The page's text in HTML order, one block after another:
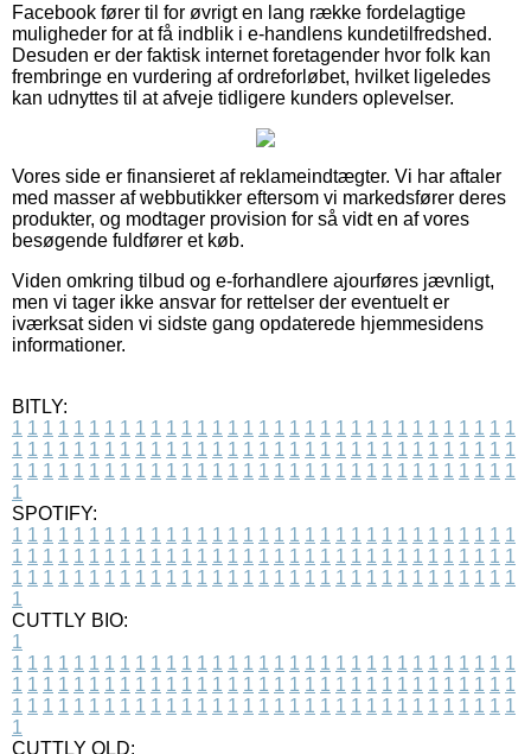
Facebook fører til for øvrigt en lang række fordelagtige
muligheder for at få indblik i e-handlens kundetilfredshed.
Desuden er der faktisk internet foretagender hvor folk kan
frembringe en vurdering af ordreforløbet, hvilket ligeledes
kan udnyttes til at afveje tidligere kunders oplevelser.
Vores side er finansieret af reklameindtægter. Vi har aftaler
med masser af webbutikker eftersom vi markedsfører deres
produkter, og modtager provision for så vidt en af vores
besøgende fuldfører et køb.
Viden omkring tilbud og e-forhandlere ajourføres jævnligt,
men vi tager ikke ansvar for rettelser der eventuelt er
iværksat siden vi sidste gang opdaterede hjemmesidens
informationer.
BITLY:
1 1 1 1 1 1 1 1 1 1 1 1 1 1 1 1 1 1 1 1 1 1 1 1 1 1 1 1 1 1 1 1 1
1 1 1 1 1 1 1 1 1 1 1 1 1 1 1 1 1 1 1 1 1 1 1 1 1 1 1 1 1 1 1 1 1
1 1 1 1 1 1 1 1 1 1 1 1 1 1 1 1 1 1 1 1 1 1 1 1 1 1 1 1 1 1 1 1 1
1
SPOTIFY:
1 1 1 1 1 1 1 1 1 1 1 1 1 1 1 1 1 1 1 1 1 1 1 1 1 1 1 1 1 1 1 1 1
1 1 1 1 1 1 1 1 1 1 1 1 1 1 1 1 1 1 1 1 1 1 1 1 1 1 1 1 1 1 1 1 1
1 1 1 1 1 1 1 1 1 1 1 1 1 1 1 1 1 1 1 1 1 1 1 1 1 1 1 1 1 1 1 1 1
1
CUTTLY BIO:
1
1 1 1 1 1 1 1 1 1 1 1 1 1 1 1 1 1 1 1 1 1 1 1 1 1 1 1 1 1 1 1 1 1
1 1 1 1 1 1 1 1 1 1 1 1 1 1 1 1 1 1 1 1 1 1 1 1 1 1 1 1 1 1 1 1 1
1 1 1 1 1 1 1 1 1 1 1 1 1 1 1 1 1 1 1 1 1 1 1 1 1 1 1 1 1 1 1 1 1
1
CUTTLY OLD: